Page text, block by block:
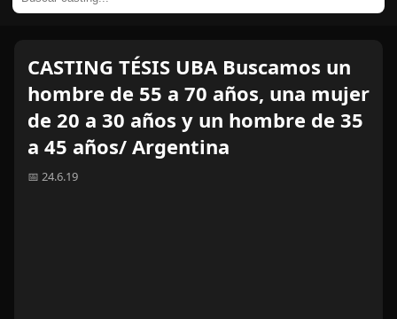
CASTING TÉSIS UBA Buscamos un
hombre de 55 a 70 años, una mujer
de 20 a 30 años y un hombre de 35
a 45 años/ Argentina
📅 24.6.19